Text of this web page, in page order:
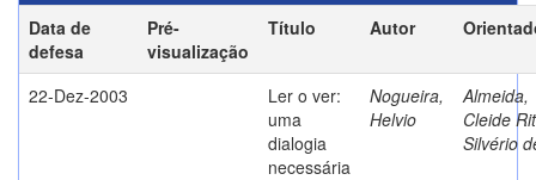
Data de
defesa
Pré-
visualização
Título Autor
22-Dez-2003
Ler o ver:
uma
dialogia
necessária
Nogueira,
Helvio
Almeida,
Cleide
Silvério